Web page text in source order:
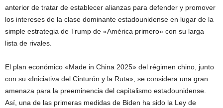
anterior de tratar de establecer alianzas para defender y promover
los intereses de la clase dominante estadounidense en lugar de la
simple estrategia de Trump de «América primero» con su larga
lista de rivales.
El plan económico «Made in China 2025» del régimen chino, junto
con su «Iniciativa del Cinturón y la Ruta», se considera una gran
amenaza para la preeminencia del capitalismo estadounidense.
Así, una de las primeras medidas de Biden ha sido la Ley de